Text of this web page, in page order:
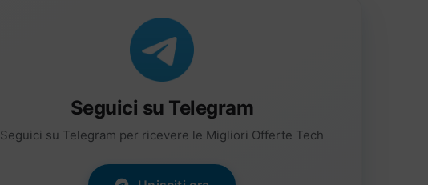
Seguici su Telegram
Seguici su Telegram per ricevere le Migliori Offerte Tech